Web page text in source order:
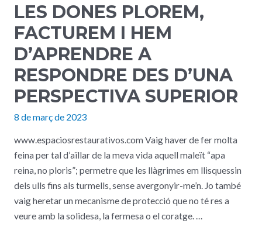
LES DONES PLOREM,
FACTUREM I HEM
D’APRENDRE A
RESPONDRE DES D’UNA
PERSPECTIVA SUPERIOR
8 de març de 2023
www.espaciosrestaurativos.com Vaig haver de fer molta
feina per tal d’aïllar de la meva vida aquell maleït “apa
reina, no ploris”; permetre que les llàgrimes em llisquessin
dels ulls fins als turmells, sense avergonyir-me’n. Jo també
vaig heretar un mecanisme de protecció que no té res a
veure amb la solidesa, la fermesa o el coratge. …